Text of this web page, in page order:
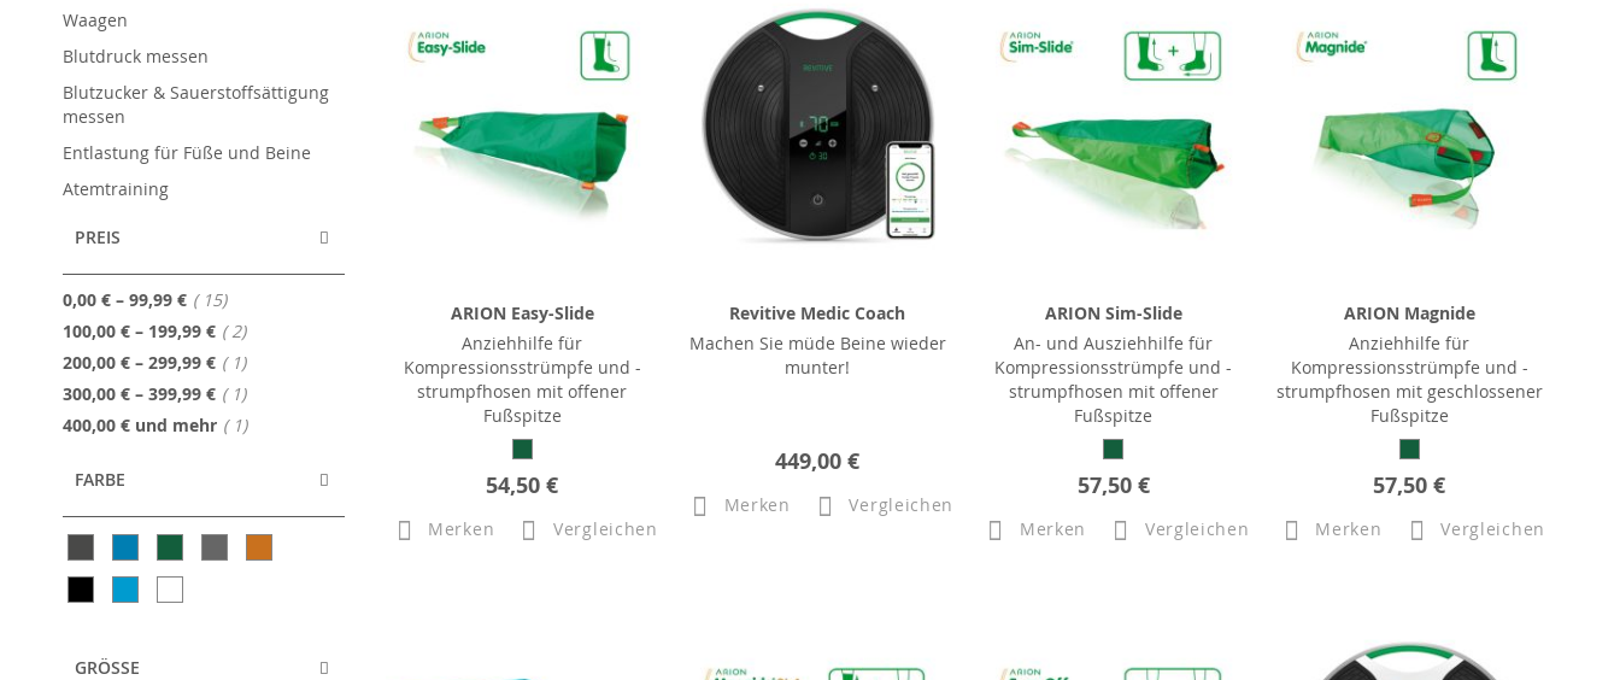
ARION Easy-Slide
Anziehhilfe für
Kompressionsstrümpfe und -
strumpfhosen mit offener
Fußspitze
54,50 €
Merken Vergleichen
Revitive Medic Coach
Machen Sie müde Beine wieder
munter!
449,00 €
Merken Vergleichen
ARION Sim-Slide
An- und Ausziehhilfe für
Kompressionsstrümpfe und -
strumpfhosen mit offener
Fußspitze
57,50 €
Merken Vergleichen
ARION Magnide
Anziehhilfe für
Kompressionsstrümpfe und -
strumpfhosen mit geschlossener
Fußspitze
57,50 €
Merken Vergleichen
Waagen
Blutdruck messen
Blutzucker & Sauerstoffsättigung
messen
Entlastung für Füße und Beine
Atemtraining
PREIS
0,00 € – 99,99 € 15Artikel
100,00 € – 199,99 € 2Artikel
200,00 € – 299,99 € 1Artikel
300,00 € – 399,99 € 1Artikel
400,00 € und mehr 1Artikel
FARBE
GRÖSSE